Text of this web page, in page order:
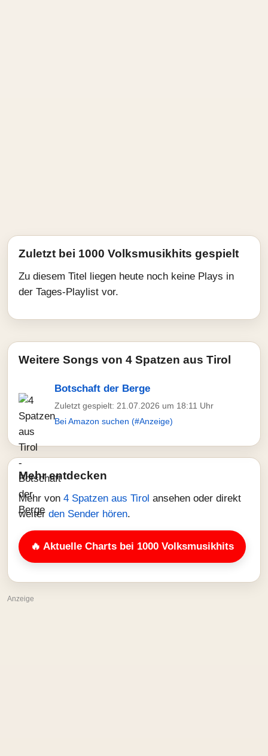
Zuletzt bei 1000 Volksmusikhits gespielt
Zu diesem Titel liegen heute noch keine Plays in
der Tages-Playlist vor.
Weitere Songs von 4 Spatzen aus Tirol
Botschaft der Berge
Zuletzt gespielt: 21.07.2026 um 18:11 Uhr
Bei Amazon suchen (#Anzeige)
Mehr entdecken
Mehr von 4 Spatzen aus Tirol ansehen oder direkt
weiter den Sender hören.
🔥 Aktuelle Charts bei 1000 Volksmusikhits
Anzeige